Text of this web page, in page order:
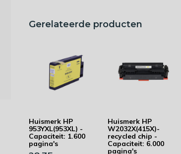
Gerelateerde producten
Huismerk HP
953YXL(953XL) -
Capaciteit: 1.600
pagina's
Huismerk HP
W2032X(415X)-
recycled chip -
Capaciteit: 6.000
pagina's